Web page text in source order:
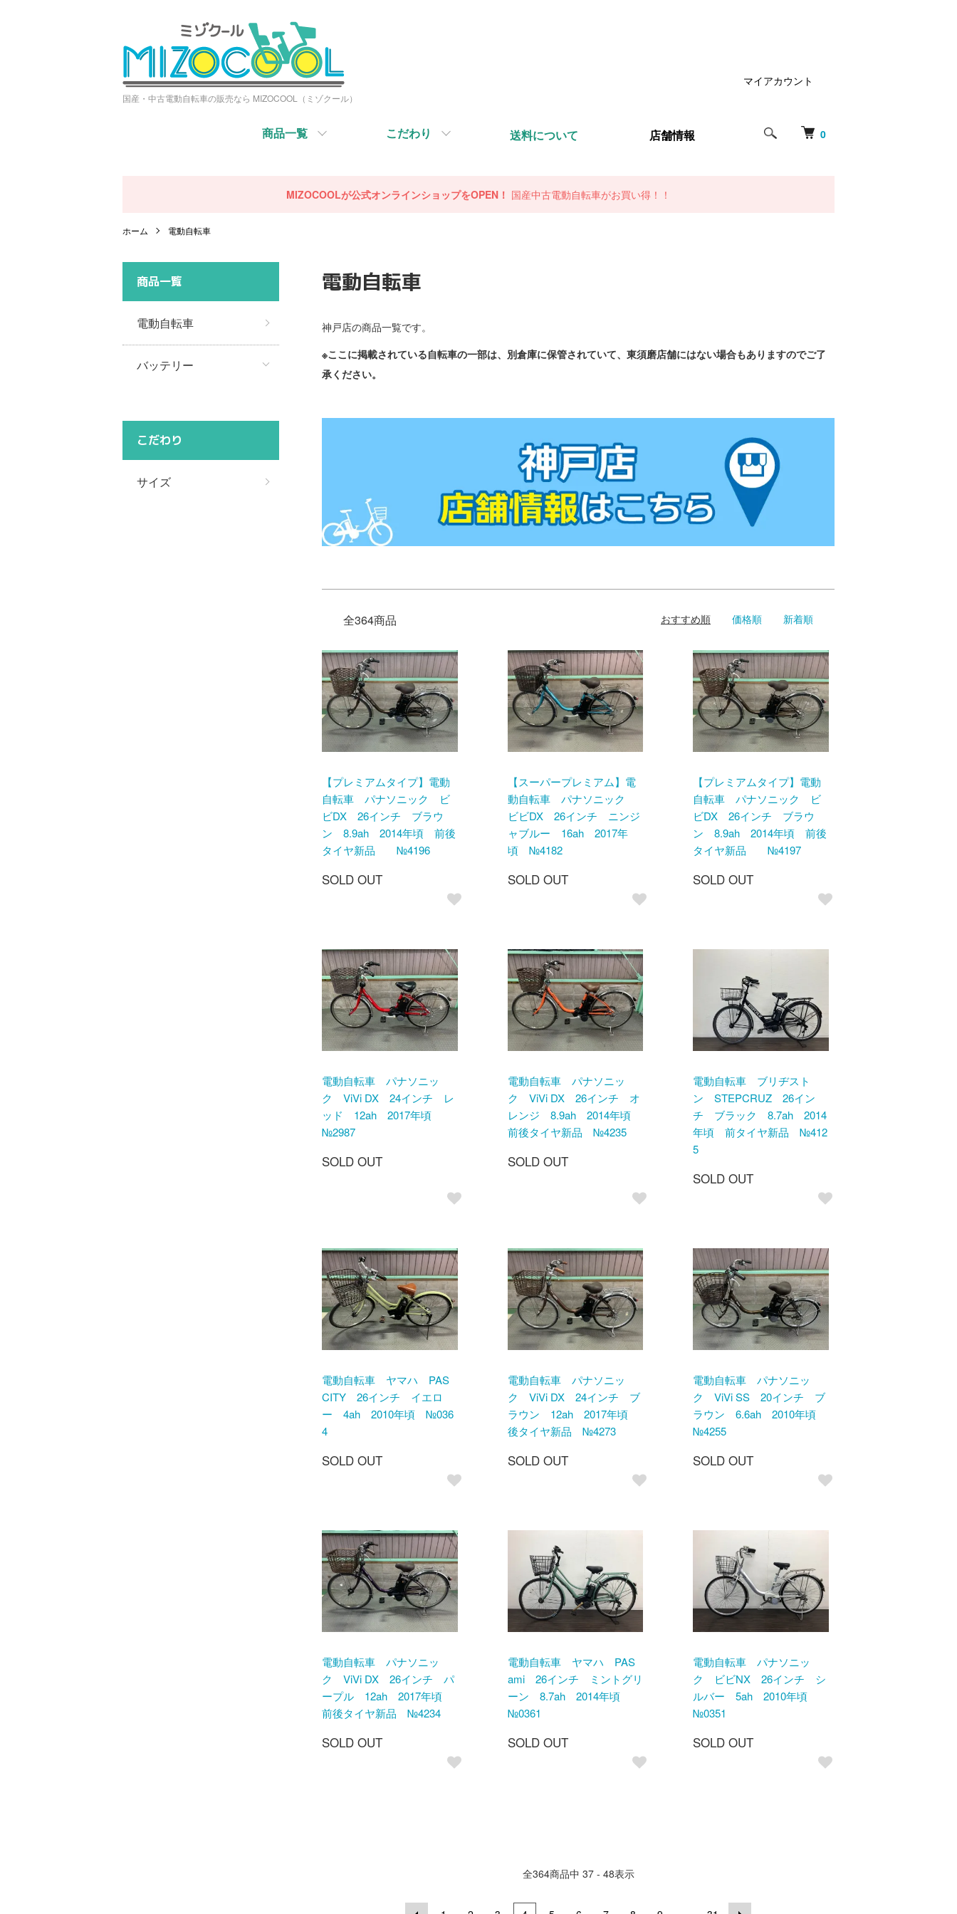
国産・中古電動自転車の販売なら MIZOCOOL（ミゾクール）
0
商品一覧 こだわり 送料について 店舗情報
マイアカウント
MIZOCOOLが公式オンラインショップをOPEN！ 国産中古電動自転車がお買い得！！
ホーム 電動自転車
電動自転車
神戸店の商品一覧です。
※ここに掲載されている自転車の一部は、別倉庫に保管されていて、東須磨店舗にはない場合もありますのでご了
承ください。
全364商品 おすすめ順 価格順 新着順
【プレミアムタイプ】電動
自転車 パナソニック ビ
ビDX 26インチ ブラウ
ン 8.9ah 2014年頃 前後
タイヤ新品 №4196
SOLD OUT
【スーパープレミアム】電
動自転車 パナソニック
ビビDX 26インチ ニンジ
ャブルー 16ah 2017年
頃 №4182
SOLD OUT
【プレミアムタイプ】電動
自転車 パナソニック ビ
ビDX 26インチ ブラウ
ン 8.9ah 2014年頃 前後
タイヤ新品 №4197
SOLD OUT
電動自転車 パナソニッ
ク ViVi DX 24インチ レ
ッド 12ah 2017年頃
№2987
SOLD OUT
電動自転車 パナソニッ
ク ViVi DX 26インチ オ
レンジ 8.9ah 2014年頃
前後タイヤ新品 №4235
SOLD OUT
電動自転車 ブリヂスト
ン STEPCRUZ 26イン
チ ブラック 8.7ah 2014
年頃 前タイヤ新品 №412
5
SOLD OUT
電動自転車 ヤマハ PAS
CITY 26インチ イエロ
ー 4ah 2010年頃 №036
4
SOLD OUT
電動自転車 パナソニッ
ク ViVi DX 24インチ ブ
ラウン 12ah 2017年頃
後タイヤ新品 №4273
SOLD OUT
電動自転車 パナソニッ
ク ViVi SS 20インチ ブ
ラウン 6.6ah 2010年頃
№4255
SOLD OUT
電動自転車 パナソニッ
ク ViVi DX 26インチ パ
ープル 12ah 2017年頃
前後タイヤ新品 №4234
SOLD OUT
電動自転車 ヤマハ PAS
ami 26インチ ミントグリ
ーン 8.7ah 2014年頃
№0361
SOLD OUT
電動自転車 パナソニッ
ク ビビNX 26インチ シ
ルバー 5ah 2010年頃
№0351
SOLD OUT
全364商品中 37 - 48表示
商品一覧
電動自転車
バッテリー
こだわり
サイズ